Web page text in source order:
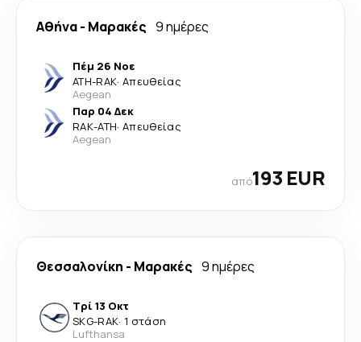
Αθήνα- Μαρακές 9 ημέρες
Πέμ 26 Νοε
ATH-RAK· Απευθείας
Aegean
Παρ 04 Δεκ
RAK-ATH· Απευθείας
Aegean
από193 EUR
Θεσσαλονίκη - Μαρακές 9 ημέρες
Τρί 13 Οκτ
SKG-RAK· 1 στάση
Lufthansa